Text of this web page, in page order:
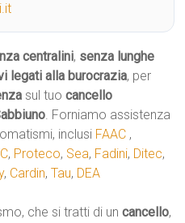
centralini, senza lunghe
legati alla burocrazia, per
sul tuocancello
. Forniamo assistenza
inclusi FAAC ,
, Proteco, Sea, Fadini, Ditec,
, Cardin,Tau, DEA
che si tratti di uncancello,